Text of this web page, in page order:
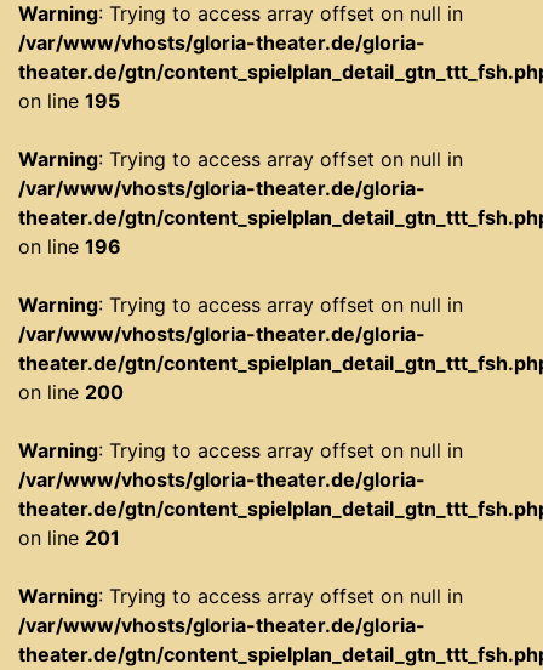
Warning: Trying to access array offset on null in
/var/www/vhosts/gloria-theater.de/gloria-
theater.de/gtn/
on line 195
Warning: Trying to access array offset on null in
/var/www/vhosts/gloria-theater.de/gloria-
theater.de/gtn/
on line 196
Warning: Trying to access array offset on null in
/var/www/vhosts/gloria-theater.de/gloria-
theater.de/gtn/
on line 200
Warning: Trying to access array offset on null in
/var/www/vhosts/gloria-theater.de/gloria-
theater.de/gtn/
on line 201
Warning: Trying to access array offset on null in
/var/www/vhosts/gloria-theater.de/gloria-
theater.de/gtn/